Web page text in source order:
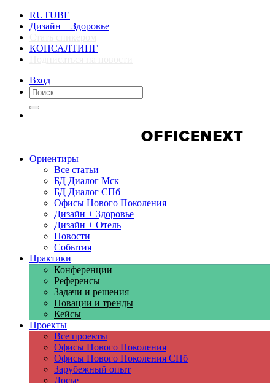
RUTUBE
Дизайн + Здоровье
КОНСАЛТИНГ
Вход
Ориентиры
Все статьи
БД Диалог Мск
БД Диалог СПб
Офисы Нового Поколения
Дизайн + Здоровье
Дизайн + Отель
Новости
События
Практики
Конференции
Референсы
Задачи и решения
Новации и тренды
Кейсы
Проекты
Все проекты
Офисы Нового Поколения
Офисы Нового Поколения СПб
Зарубежный опыт
Досье